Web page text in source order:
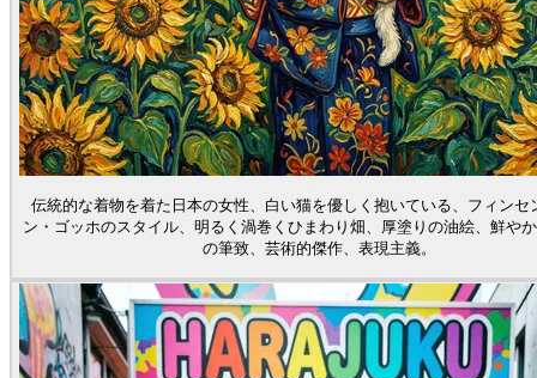
伝統的な着物を着た日本の女性、白い猫を優しく抱いている、フィンセ
ン・ゴッホのスタイル、明るく渦巻くひまわり畑、厚塗りの油絵、鮮や
の筆致、芸術的傑作、表現主義。